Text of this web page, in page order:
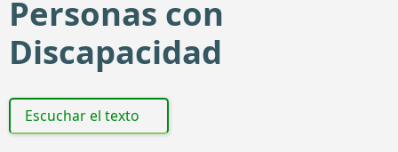
Personas con
Discapacidad
Escuchar el texto